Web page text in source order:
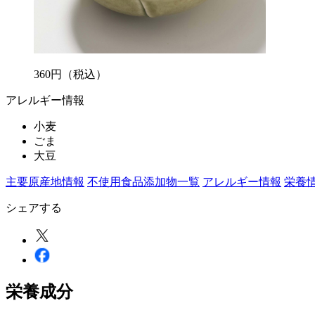
360円 （税込）
アレルギー情報
小麦
ごま
大豆
主要原産地情報 不使用食品添加物一覧 アレルギー情報 栄養
シェアする
栄養成分